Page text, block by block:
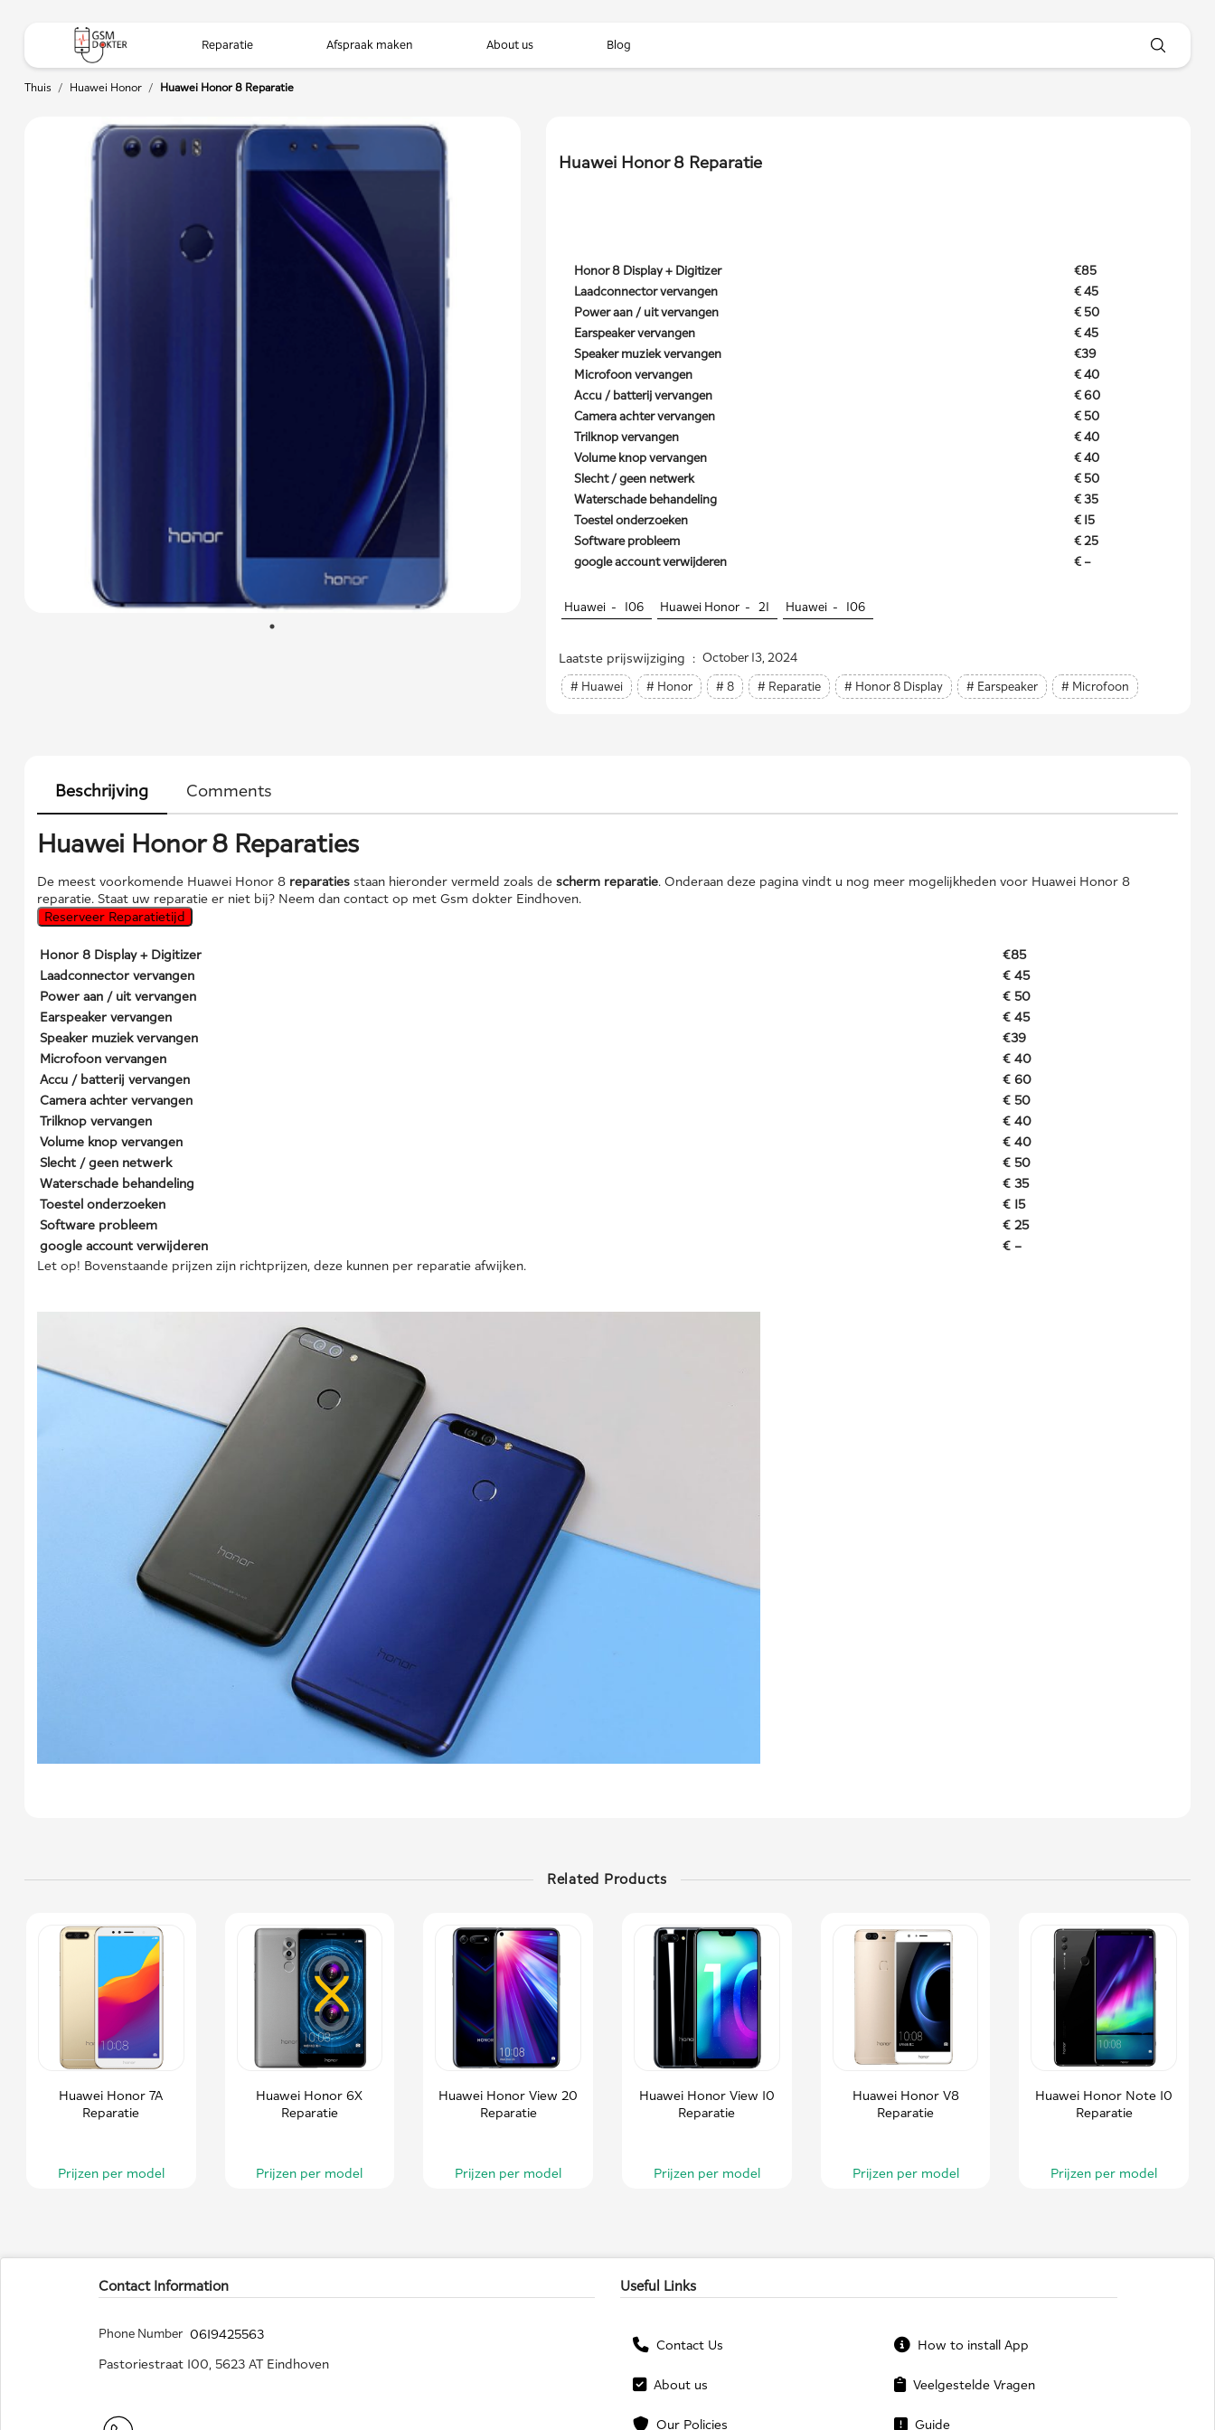
Reparatie Afspraak maken About us Blog
Thuis / Huawei Honor / Huawei Honor 8 Reparatie
Huawei Honor 8 Reparatie
Honor 8 Display + Digitizer
€85
Laadconnector vervangen
€ 45
Power aan / uit vervangen
€ 50
Earspeaker vervangen
€ 45
Speaker muziek vervangen
€39
Microfoon vervangen
€ 40
Accu / batterij vervangen
€ 60
Camera achter vervangen
€ 50
Trilknop vervangen
€ 40
Volume knop vervangen
€ 40
Slecht / geen netwerk
€ 50
Waterschade behandeling
€ 35
Toestel onderzoeken
€ 15
Software probleem
€ 25
google account verwijderen
€ –
Huawei - 106 Huawei Honor - 21 Huawei - 106
Laatste prijswijziging : October 13, 2024
# Huawei
# Honor # 8 # Reparatie # Honor 8 Display # Earspeaker # Microfoon
Beschrijving Comments
Huawei Honor 8 Reparaties
De meest voorkomende Huawei Honor 8 reparatiesstaan hieronder vermeld zoals de scherm reparatie. Onderaan deze pagina vindt u nog meer mogelijkheden voor Huawei Honor 8
reparatie. Staat uw reparatie er niet bij? Neem dan contact op met Gsm dokter Eindhoven.
Reserveer Reparatietijd
Honor 8 Display + Digitizer
€85
Laadconnector vervangen
€ 45
Power aan / uit vervangen
€ 50
Earspeaker vervangen
€ 45
Speaker muziek vervangen
€39
Microfoon vervangen
€ 40
Accu / batterij vervangen
€ 60
Camera achter vervangen
€ 50
Trilknop vervangen
€ 40
Volume knop vervangen
€ 40
Slecht / geen netwerk
€ 50
Waterschade behandeling
€ 35
Toestel onderzoeken
€ 15
Software probleem
€ 25
google account verwijderen
€ –
Let op! Bovenstaande prijzen zijn richtprijzen, deze kunnen per reparatie afwijken.
Related Products
Huawei Honor 7A
Reparatie
Prijzen per model
Huawei Honor 6X
Reparatie
Prijzen per model
Huawei Honor View 20
Reparatie
Prijzen per model
Huawei Honor View 10
Reparatie
Prijzen per model
Huawei Honor V8
Reparatie
Prijzen per model
Huawei Honor Note 10
Reparatie
Prijzen per model
Contact Information
Phone Number 0619425563
Pastoriestraat 100, 5623 AT Eindhoven
Useful Links
Contact Us
About us
Our Policies
How to install App
Veelgestelde Vragen
Guide